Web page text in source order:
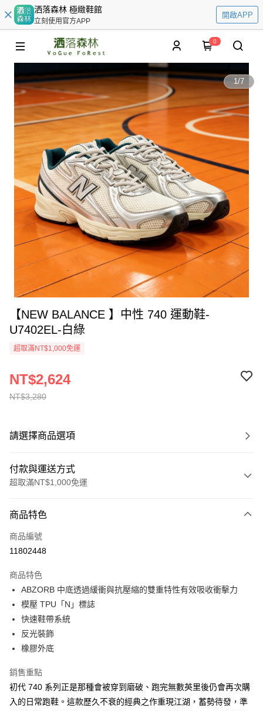
洒落森林 極緻鞋館
立刻使用官方APP
開啟APP
0
1/7
【NEW BALANCE 】中性 740 運動鞋-
U7402EL-白綠
超取滿NT$1,000免運
NT$3,280
NT$2,624
請選擇商品選項
付款與運送方式
超取滿NT$1,000免運
信用卡一次付款
超商取貨付款
運送方式
全家取貨付款
每筆NT$60，滿NT$1,000(含以上)免運費
7-11取貨付款
每筆NT$60，滿NT$1,000(含以上)免運費
宅配
每筆NT$80，滿NT$1,000(含以上)免運費
商品特色
商品編號
11802448
商品特色
ABZORB 中底透過緩衝與抗壓縮的雙重特性有效吸收衝擊力
模壓 TPU「N」標誌
快速鞋帶系統
反光裝飾
橡膠外底
銷售重點
初代 740 系列正是那種會被穿到磨破、跑完無數英里後仍會再次購
入的日常跑鞋。這款歷久不衰的經典之作重現江湖，蓄勢待發，準